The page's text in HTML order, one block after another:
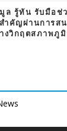
ล รู้ทัน รับมือช่
ำคัญผ่านการส
งวิกฤตสภาพภู